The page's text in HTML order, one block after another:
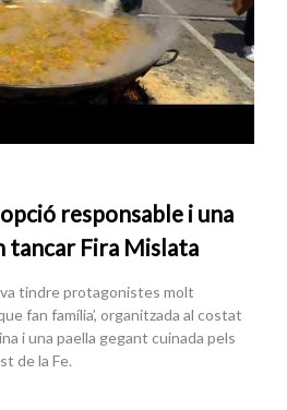
responsable i una
tancar Fira Mislata
tindre protagonistes molt
fan família’, organitzada al costat
i una paella gegant cuinada pels
de la Fe.